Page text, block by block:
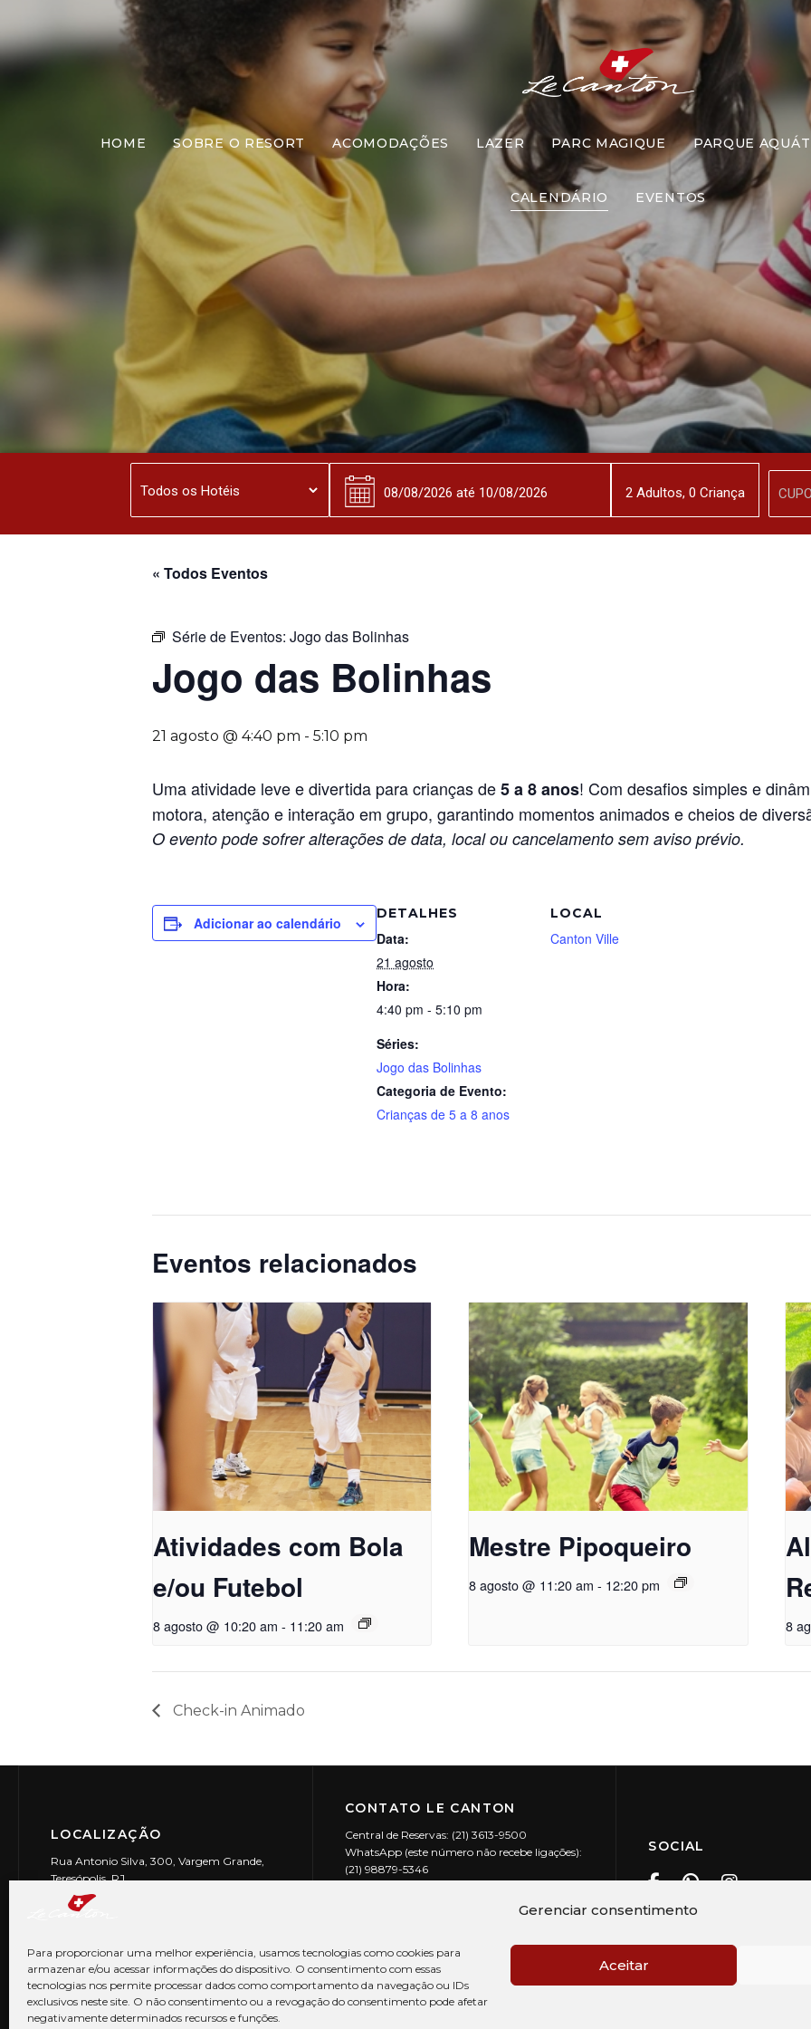
Gerenciar consentimento
Para proporcionar uma melhor experiência, usamos tecnologias como cookies para
armazenar e/ou acessar informações do dispositivo. O consentimento com essas
tecnologias nos permite processar dados como comportamento da navegação ou IDs
exclusivos neste site. O não consentimento ou a revogação do consentimento pode afetar
negativamente determinados recursos e funções.
Aceitar
HOME SOBRE O RESORT ACOMODAÇÕES LAZER PARC MAGIQUE PARQUE
CALENDÁRIO EVENTOS
Jogo das
« Todos Eventos
Série de Eventos: Jogo das Bolinhas
Jogo das Bolinhas
21 agosto @ 4:40 pm - 5:10 pm
Uma atividade leve e divertida para crianças de5 a 8 anos! Com desafios simples e
motora, atenção e interação em grupo, garantindo momentos animados e cheios de
O evento pode sofrer alterações de data, local ou cancelamento sem aviso prévio.
Adicionar ao calendário
DETALHES
Data:
21 agosto
Hora:
4:40 pm - 5:10 pm
Séries:
Jogo das Bolinhas
Categoria de Evento:
Crianças de 5 a 8 anos
LOCAL
Canton Ville
Eventos relacionados
Atividades com Bola
e/ou Futebol
8 agosto @ 10:20 am - 11:20 am
Mestre Pipoqueiro
8 agosto @ 11:20 am - 12:20 pm
8
Check-in Animado
LOCALIZAÇÃO
Rua Antonio Silva, 300, Vargem Grande,
Teresópolis, RJ
CEP: 25990-150
CONTATO LE CANTON
Central de Reservas: (21) 3613-9500
WhatsApp (este número não recebe ligações):
(21) 98879-5346
SOCIAL
2Adultos, 0 Criança